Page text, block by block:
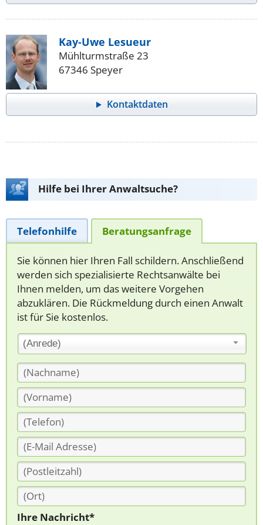
Kay-Uwe Lesueur
Mühlturmstraße 23
67346 Speyer
Kontaktdaten
Hilfe bei Ihrer Anwaltsuche?
Telefonhilfe Beratungsanfrage
Sie können hier Ihren Fall schildern. Anschließend
werden sich spezialisierte Rechtsanwälte bei
Ihnen melden, um das weitere Vorgehen
abzuklären. Die Rückmeldung durch einen Anwalt
ist für Sie kostenlos.
(Anrede)
Ihre Nachricht*